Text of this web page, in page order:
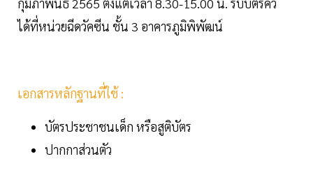
ได้ที่หน่วยฉีดวัคซีน ชั้น 3 อาคารภูมิพิพัฒน์
เอกสารหลักฐานที่ใช้ :
บัตรประชาชนเด็ก หรือสูติบัตร
ปากกาส่วนตัว